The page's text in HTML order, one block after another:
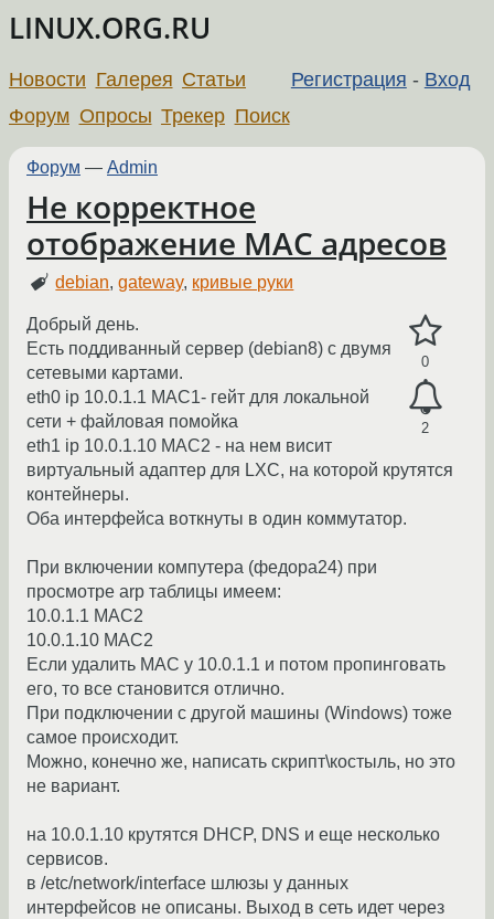
LINUX.ORG.RU
Регистрация - Вход
Новости Галерея Статьи
Форум Опросы Трекер Поиск
Форум — Admin
Не корректное
отображение MAC адресов
debian,gateway, кривые руки
0
2
Добрый день.
Есть поддиванный сервер (debian8) с двумя
сетевыми картами.
eth0 ip 10.0.1.1 MAC1- гейт для локальной
сети + файловая помойка
eth1 ip 10.0.1.10 MAC2 - на нем висит
виртуальный адаптер для LXC, на которой крутятся
контейнеры.
Оба интерфейса воткнуты в один коммутатор.
При включении компутера (федора24) при
просмотре arp таблицы имеем:
10.0.1.1 MAC2
10.0.1.10 MAC2
Если удалить MAC у 10.0.1.1 и потом пропинговать
его, то все становится отлично.
При подключении с другой машины (Windows) тоже
самое происходит.
Можно, конечно же, написать скрипт\костыль, но это
не вариант.
на 10.0.1.10 крутятся DHCP, DNS и еще несколько
сервисов.
в /etc/network/interface шлюзы у данных
интерфейсов не описаны. Выход в сеть идет через